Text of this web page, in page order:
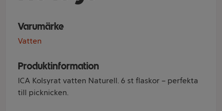
Varumärke
Vatten
Produktinformation
ICA Kolsyrat vatten Naturell. 6 st flaskor – perfekta
till picknicken.